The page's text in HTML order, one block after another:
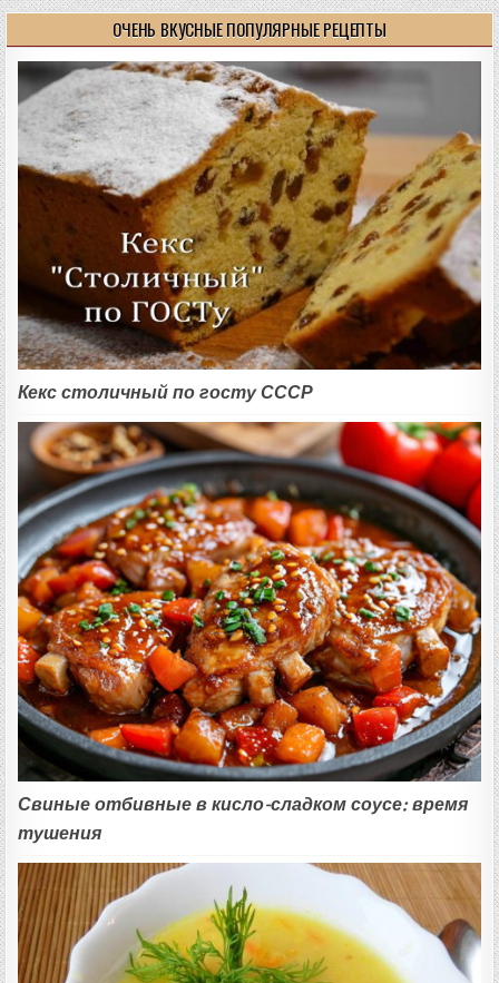
ОЧЕНЬ ВКУСНЫЕ ПОПУЛЯРНЫЕ РЕЦЕПТЫ
Кекс столичный по госту СССР
Свиные отбивные в кисло-сладком соусе: время
тушения